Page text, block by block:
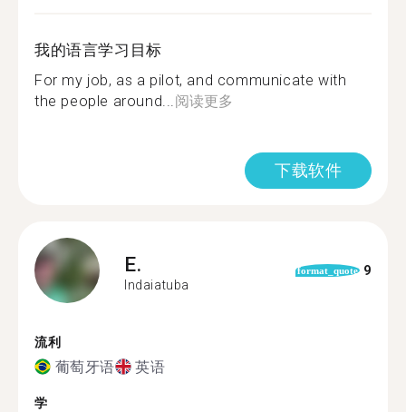
我的语言学习目标
For my job, as a pilot, and communicate with
the people around...阅读更多
下载软件
E.
Indaiatuba
format_quote 9
流利
葡萄牙语 英语
学